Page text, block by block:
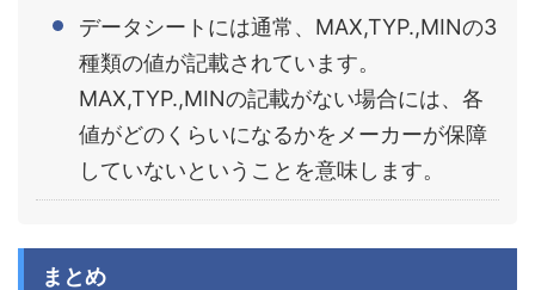
データシートには通常、MAX,TYP.,MINの3
種類の値が記載されています。
MAX,TYP.,MINの記載がない場合には、各
値がどのくらいになるかをメーカーが保障
していないということを意味します。
まとめ